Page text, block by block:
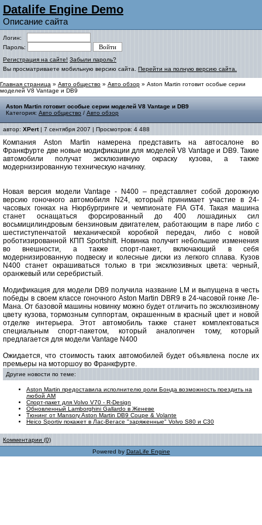
Datalife Engine Demo
Описание сайта
Логин:
Пароль:
Регистрация на сайте! Забыли пароль?
Вы просматриваете мобильную версию сайта. Перейти на полную версию сайта.
Главная страница » Авто общество » Авто обзор » Aston Martin готовит особые серии
моделей V8 Vantage и DB9
Aston Martin готовит особые серии моделей V8 Vantage и DB9
Категория: Авто общество / Авто обзор
автор: XPert| 7 сентября 2007 | Просмотров: 4 488
Компания Aston Martin намерена представить на автосалоне во
Франкфурте две новые модификации для моделей V8 Vantage и DB9. Такие
автомобили получат эксклюзивную окраску кузова, а также
модернизированную техническую начинку.
Новая версия модели Vantage - N400 – представляет собой дорожную
версию гоночного автомобиля N24, который принимает участие в 24-
часовых гонках на Нюрбургринге и чемпионате FIA GT4. Такая машина
станет оснащаться форсированный до 400 лошадиных сил
восьмицилиндровым бензиновым двигателем, работающим в паре либо с
шестиступенчатой механической коробкой передач, либо с новой
роботизированной КПП Sportshift. Новинка получит небольшие изменения
во внешности, а также спорт-пакет, включающий в себя
модернизированную подвеску и колесные диски из легкого сплава. Кузов
N400 станет окрашиваться только в три эксклюзивных цвета: черный,
оранжевый или серебристый.
Модификация для модели DB9 получила название LM и выпущена в честь
победы в своем классе гоночного Aston Martin DBR9 в 24-часовой гонке Ле-
Мана. От базовой машины новинку можно будет отличить по эксклюзивному
цвету кузова, тормозным суппортам, окрашенным в красный цвет и новой
отделке интерьера. Этот автомобиль также станет комплектоваться
специальным спорт-пакетом, который аналогичен тому, который
предлагается для модели Vantage N400
Ожидается, что стоимость таких автомобилей будет объявлена после их
премьеры на моторшоу во Франкфурте.
Другие новости по теме:
Aston Martin предоставила исполнителю роли Бонда возможность поездить на
любой АМ
Спорт-пакет для Volvo V70 - R-Design
Обновленный Lamborghini Gallardo в Женеве
Тюнинг от Mansory Aston Martin DB9 Coupe & Volante
Heico Sportiv покажет в Лас-Вегасе "заряженные" Volvo S80 и C30
Комментарии (0)
Powered by DataLife Engine